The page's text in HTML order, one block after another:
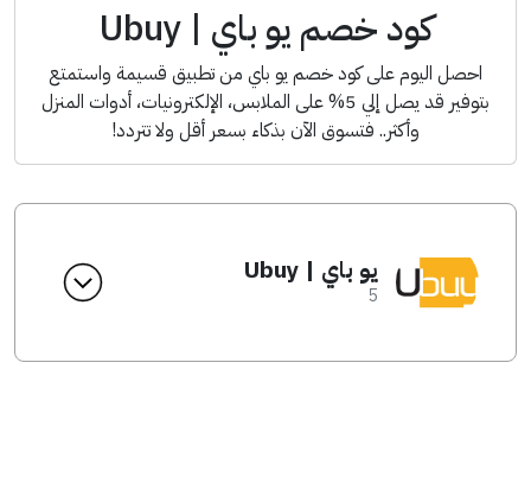
كود خصم يو باي | Ubuy
احصل اليوم على كود خصم يو باي من تطبيق قسيمة واستمتع
بتوفير قد يصل إلي 5% على الملابس، الإلكترونيات، أدوات المنزل
وأكثر.. فتسوق الآن بذكاء بسعر أقل ولا تتردد!
يو باي | Ubuy
5